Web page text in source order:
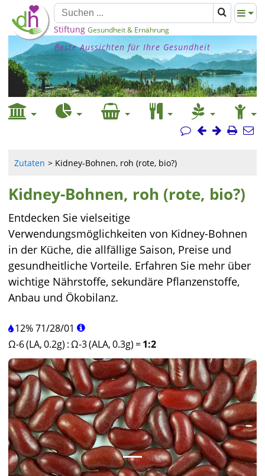
Stiftung Gesundheit & Ernährung
Beste Aussichten für Ihre Gesundheit
Zutaten Kidney-Bohnen, roh (rote, bio?)
Kidney-Bohnen, roh (rote, bio?)
Entdecken Sie vielseitige
Verwendungsmöglichkeiten von Kidney-Bohnen
in der Küche, die allfällige Saison, Preise und
gesundheitliche Vorteile. Erfahren Sie mehr über
wichtige Nährstoffe, sekundäre Pflanzenstoffe,
Anbau und Ökobilanz.
12%71/28/01
Ω-6 (LA, 0.2g) :Ω-3 (ALA, 0.3g) =1:2